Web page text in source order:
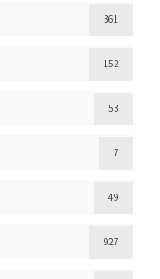
361
152
53
7
49
927